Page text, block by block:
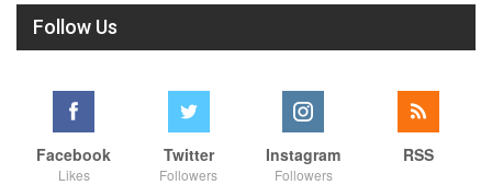
Follow Us
Facebook
Likes
Twitter
Followers
Instagram
Followers
RSS